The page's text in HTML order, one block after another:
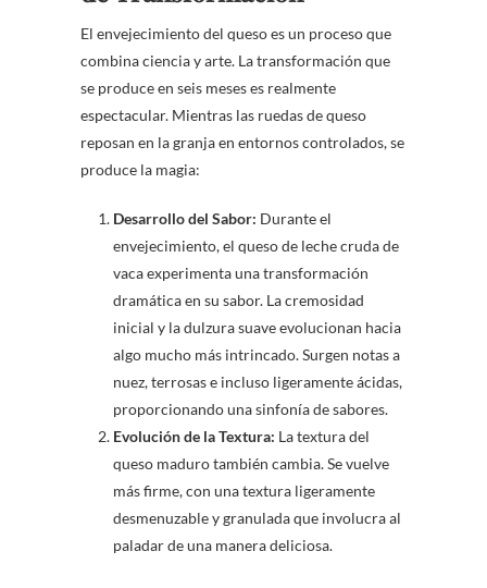
El envejecimiento del queso es un proceso que
combina ciencia y arte. La transformación que
se produce en seis meses es realmente
espectacular. Mientras las ruedas de queso
reposan en la granja en entornos controlados, se
produce la magia:
Desarrollo del Sabor: Durante el
envejecimiento, el queso de leche cruda de
vaca experimenta una transformación
dramática en su sabor. La cremosidad
inicial y la dulzura suave evolucionan hacia
algo mucho más intrincado. Surgen notas a
nuez, terrosas e incluso ligeramente ácidas,
proporcionando una sinfonía de sabores.
Evolución de la Textura: La textura del
queso maduro también cambia. Se vuelve
más firme, con una textura ligeramente
desmenuzable y granulada que involucra al
paladar de una manera deliciosa.